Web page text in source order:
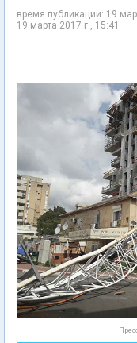
время публикации: 19
19 марта 2017 г., 15:41